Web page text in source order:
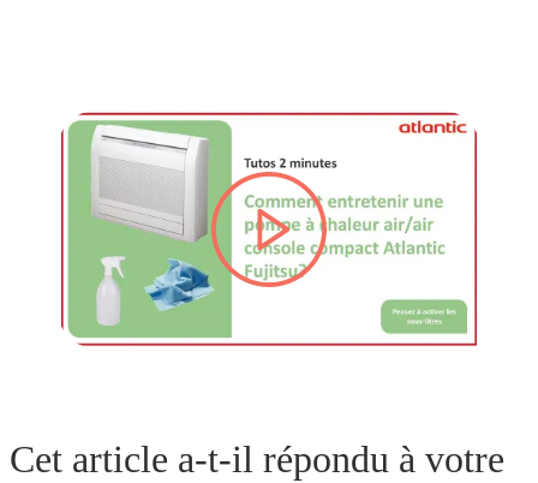
lire la vidéo
Cet article a-t-il répondu à votre